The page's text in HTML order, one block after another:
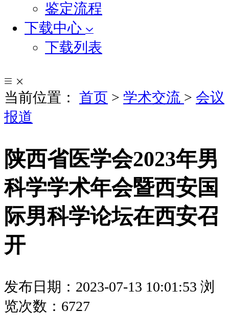
鉴定流程
下载中心
下载列表
当前位置： 首页 > 学术交流 > 会议
报道
陕西省医学会2023年男
科学学术年会暨西安国
际男科学论坛在西安召
开
发布日期：2023-07-13 10:01:53 浏
览次数：6727